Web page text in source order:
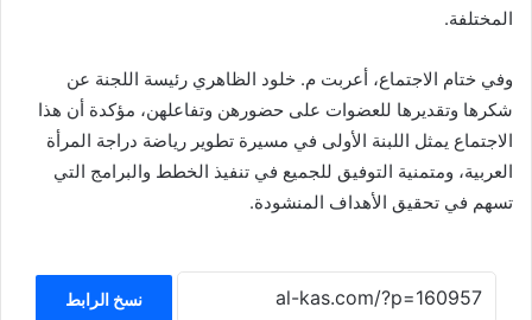
المختلفة.
وفي ختام الاجتماع، أعربت م. خلود الظاهري رئيسة اللجنة عن
شكرها وتقديرها للعضوات على حضورهن وتفاعلهن، مؤكدة أن هذا
الاجتماع يمثل اللبنة الأولى في مسيرة تطوير رياضة دراجة المرأة
العربية، ومتمنية التوفيق للجميع في تنفيذ الخطط والبرامج التي
تسهم في تحقيق الأهداف المنشودة.
نسخ الرابط